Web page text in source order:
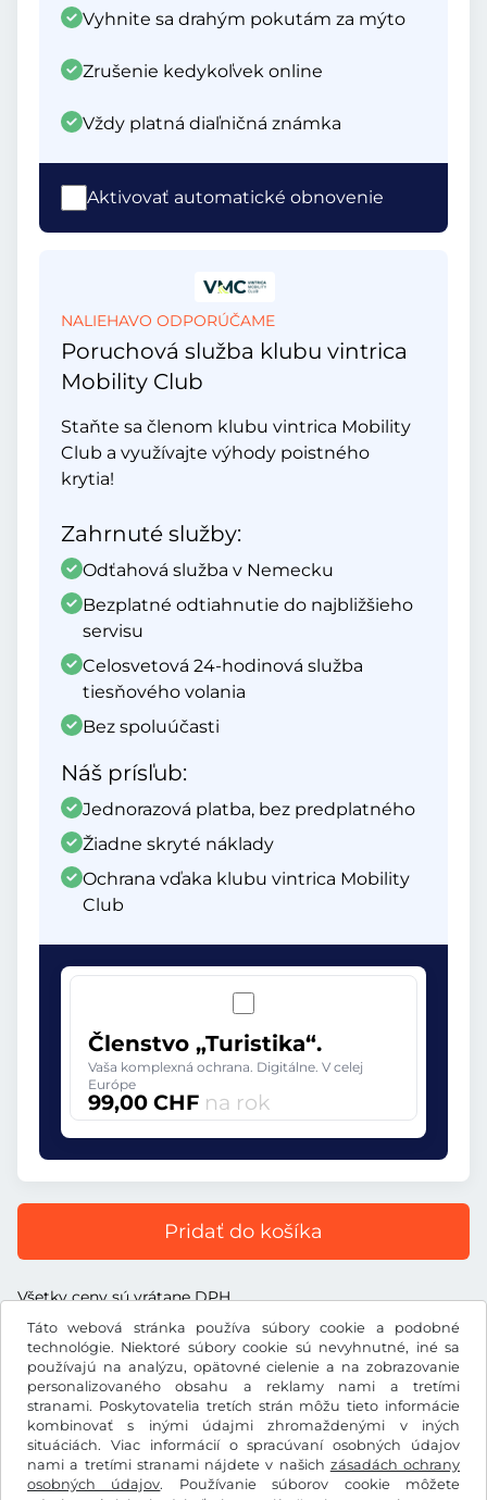
Táto webová stránka používa súbory cookie a podobné
technológie. Niektoré súbory cookie sú nevyhnutné, iné sa
používajú na analýzu, opätovné cielenie a na zobrazovanie
personalizovaného obsahu a reklamy nami a tretími
stranami. Poskytovatelia tretích strán môžu tieto informácie
kombinovať s inými údajmi zhromaždenými v iných
situáciách. Viac informácií o spracúvaní osobných údajov
nami a tretími stranami nájdete v našich zásadách ochrany
osobných údajov. Používanie súborov cookie môžete
Vyhnite sa drahým pokutám za mýto
Zrušenie kedykoľvek online
Vždy platná diaľničná známka
Aktivovať automatické obnovenie
NALIEHAVO ODPORÚČAME
Poruchová služba klubu vintrica
Mobility Club
Staňte sa členom klubu vintrica Mobility
Club a využívajte výhody poistného
krytia!
Zahrnuté služby:
Odťahová služba v Nemecku
Bezplatné odtiahnutie do najbližšieho
servisu
Celosvetová 24-hodinová služba
tiesňového volania
Bez spoluúčasti
Náš prísľub:
Jednorazová platba, bez predplatného
Žiadne skryté náklady
Ochrana vďaka klubu vintrica Mobility
Club
Členstvo „Turistika“.
Vaša komplexná ochrana. Digitálne. V celej
Európe
99,00 CHF na rok
Pridať do košíka
Všetky ceny sú vrátane DPH.
CHF
Facebook Instagram